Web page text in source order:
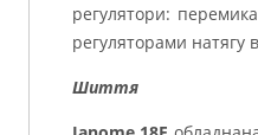
регулятори:
регуляторами натягу
Шиття